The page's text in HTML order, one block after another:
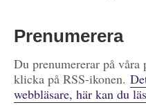
Prenumerera
Du prenumererar på
klicka på RSS-ikonen.
webbläsare, här kan du